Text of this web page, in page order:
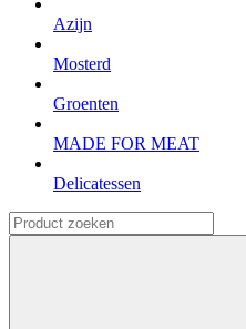
Azijn
Mosterd
Groenten
MADE FOR MEAT
Delicatessen